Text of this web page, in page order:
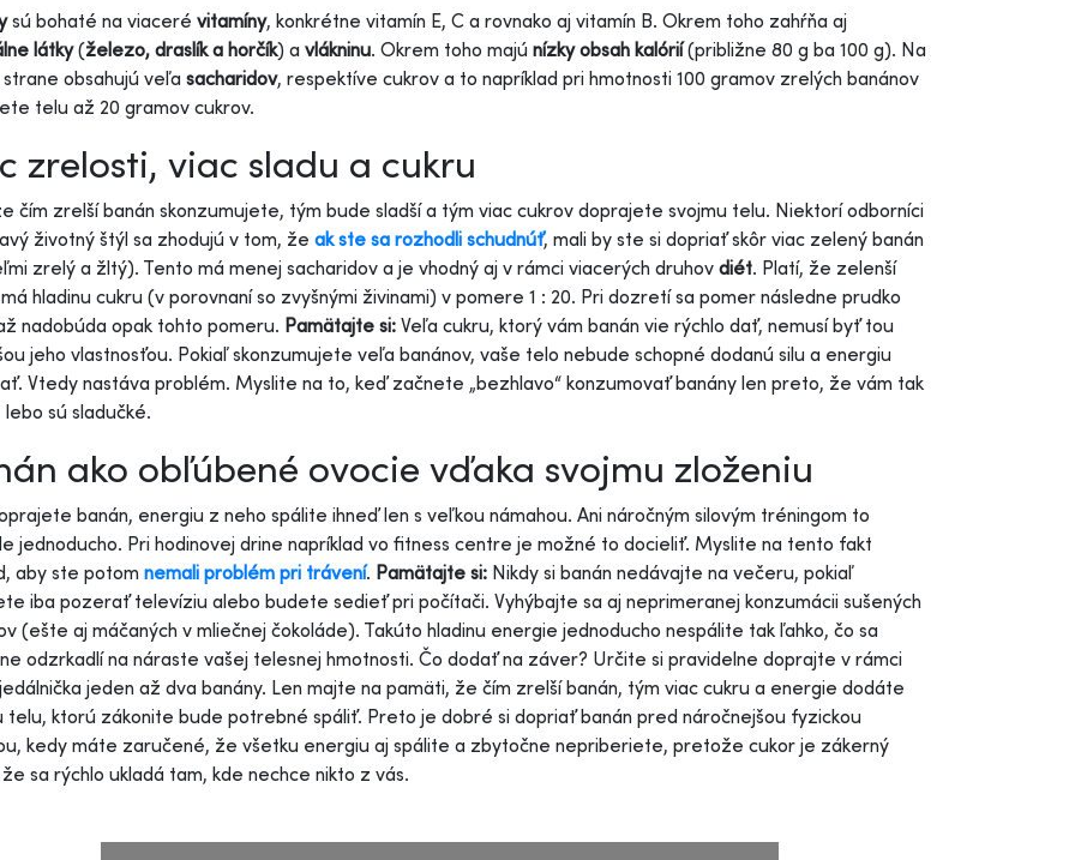
sú bohaté na viaceré vitamíny, konkrétne vitamín E, C a rovnako aj vitamín B. Okrem toho zahŕňa aj
látky(železo, draslík a horčík) a vlákninu. Okrem toho majú nízky obsah kalórií(približne 80 g ba 100 g). Na
obsahujú veľa sacharidov, respektíve cukrov a to napríklad pri hmotnosti 100 gramov zrelých banánov
telu až 20 gramov cukrov.
zrelosti, viac sladu a cukru
čím zrelší banán skonzumujete, tým bude sladší a tým viac cukrov doprajete svojmu telu. Niektorí odborníci
životný štýl sa zhodujú v tom, že ak ste sa rozhodli schudnúť, mali by ste si dopriať skôr viac zelený banán
zrelý a žltý). Tento má menej sacharidov a je vhodný aj v rámci viacerých druhov diét. Platí, že zelenší
hladinu cukru (v porovnaní so zvyšnými živinami) v pomere 1 : 20. Pri dozretí sa pomer následne prudko
nadobúda opak tohto pomeru. Pamätajte si: Veľa cukru, ktorý vám banán vie rýchlo dať, nemusí byť tou
jeho vlastnosťou. Pokiaľ skonzumujete veľa banánov, vaše telo nebude schopné dodanú silu a energiu
Vtedy nastáva problém. Myslite na to, keď začnete „bezhlavo“ konzumovať banány len preto, že vám tak
lebo sú sladučké.
ako obľúbené ovocie vďaka svojmu zloženiu
banán, energiu z neho spálite ihneď len s veľkou námahou. Ani náročným silovým tréningom to
jednoducho. Pri hodinovej drine napríklad vo fitness centre je možné to docieliť. Myslite na tento fakt
aby ste potom nemali problém pri trávení. Pamätajte si: Nikdy si banán nedávajte na večeru, pokiaľ
iba pozerať televíziu alebo budete sedieť pri počítači. Vyhýbajte sa aj neprimeranej konzumácii sušených
(ešte aj máčaných v mliečnej čokoláde). Takúto hladinu energie jednoducho nespálite tak ľahko, čo sa
odzrkadlí na náraste vašej telesnej hmotnosti. Čo dodať na záver? Určite si pravidelne doprajte v rámci
jeden až dva banány. Len majte na pamäti, že čím zrelší banán, tým viac cukru a energie dodáte
telu, ktorú zákonite bude potrebné spáliť. Preto je dobré si dopriať banán pred náročnejšou fyzickou
kedy máte zaručené, že všetku energiu aj spálite a zbytočne nepriberiete, pretože cukor je zákerný
sa rýchlo ukladá tam, kde nechce nikto z vás.